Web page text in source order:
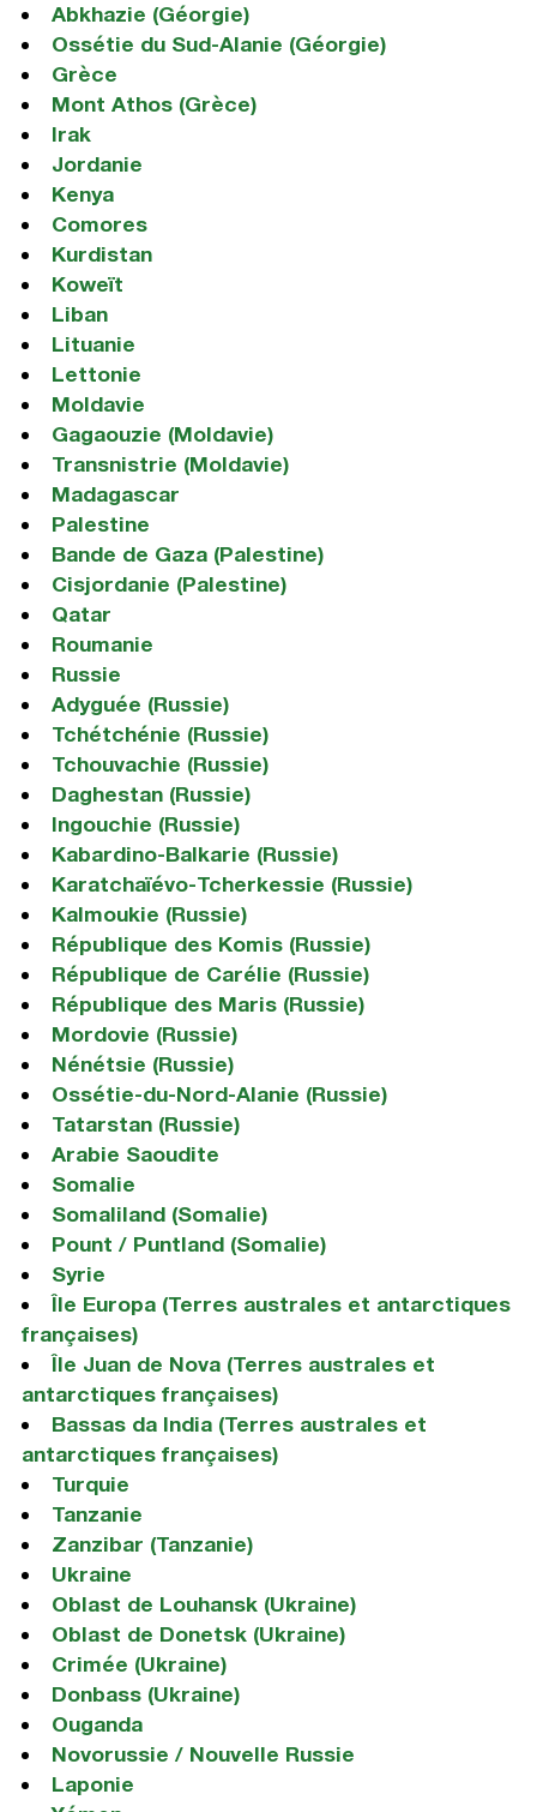
Abkhazie (Géorgie)
Ossétie du Sud-Alanie (Géorgie)
Grèce
Mont Athos (Grèce)
Irak
Jordanie
Kenya
Comores
Kurdistan
Koweït
Liban
Lituanie
Lettonie
Moldavie
Gagaouzie (Moldavie)
Transnistrie (Moldavie)
Madagascar
Palestine
Bande de Gaza (Palestine)
Cisjordanie (Palestine)
Qatar
Roumanie
Russie
Adyguée (Russie)
Tchétchénie (Russie)
Tchouvachie (Russie)
Daghestan (Russie)
Ingouchie (Russie)
Kabardino-Balkarie (Russie)
Karatchaïévo-Tcherkessie (Russie)
Kalmoukie (Russie)
République des Komis (Russie)
République de Carélie (Russie)
République des Maris (Russie)
Mordovie (Russie)
Nénétsie (Russie)
Ossétie-du-Nord-Alanie (Russie)
Tatarstan (Russie)
Arabie Saoudite
Somalie
Somaliland (Somalie)
Pount / Puntland (Somalie)
Syrie
Île Europa (Terres australes et antarctiques
françaises)
Île Juan de Nova (Terres australes et
antarctiques françaises)
Bassas da India (Terres australes et
antarctiques françaises)
Turquie
Tanzanie
Zanzibar (Tanzanie)
Ukraine
Oblast de Louhansk (Ukraine)
Oblast de Donetsk (Ukraine)
Crimée (Ukraine)
Donbass (Ukraine)
Ouganda
Novorussie / Nouvelle Russie
Laponie